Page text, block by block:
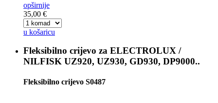
opširnije
35,00 €
u košaricu
Fleksibilno crijevo za ELECTROLUX /
NILFISK UZ920, UZ930, GD930, DP9000..
Fleksibilno crijevo S0487